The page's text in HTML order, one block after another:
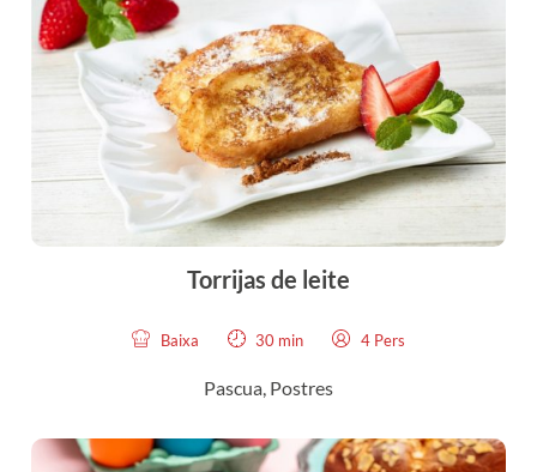
Torrijas de leite
Baixa 30 min 4 Pers
Pascua, Postres